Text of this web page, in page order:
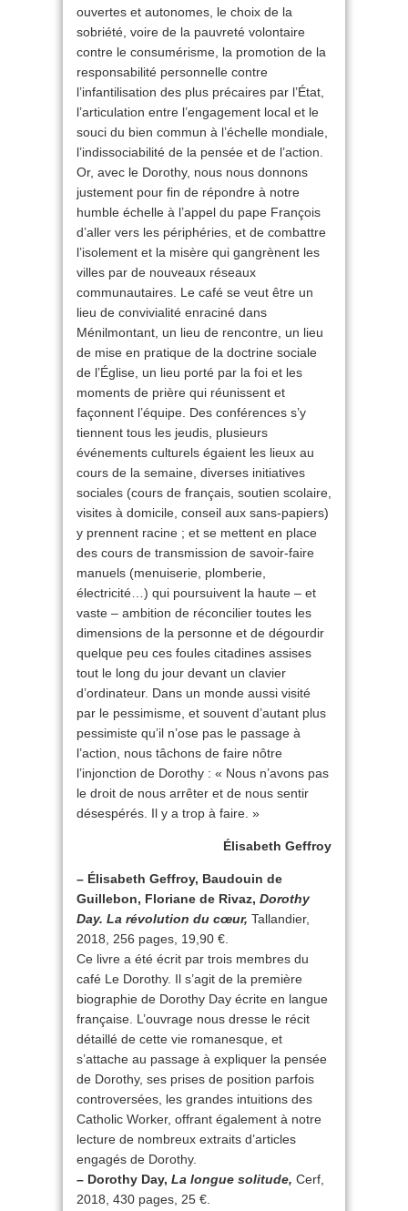
ouvertes et autonomes, le choix de la
sobriété, voire de la pauvreté volontaire
contre le consumérisme, la promotion de la
responsabilité personnelle contre
l’infantilisation des plus précaires par l’État,
l’articulation entre l’engagement local et le
souci du bien commun à l’échelle mondiale,
l’indissociabilité de la pensée et de l’action.
Or, avec le Dorothy, nous nous donnons
justement pour fin de répondre à notre
humble échelle à l’appel du pape François
d’aller vers les périphéries, et de combattre
l’isolement et la misère qui gangrènent les
villes par de nouveaux réseaux
communautaires. Le café se veut être un
lieu de convivialité enraciné dans
Ménilmontant, un lieu de rencontre, un lieu
de mise en pratique de la doctrine sociale
de l’Église, un lieu porté par la foi et les
moments de prière qui réunissent et
façonnent l’équipe. Des conférences s’y
tiennent tous les jeudis, plusieurs
événements culturels égaient les lieux au
cours de la semaine, diverses initiatives
sociales (cours de français, soutien scolaire,
visites à domicile, conseil aux sans-papiers)
y prennent racine ; et se mettent en place
des cours de transmission de savoir-faire
manuels (menuiserie, plomberie,
électricité…) qui poursuivent la haute – et
vaste – ambition de réconcilier toutes les
dimensions de la personne et de dégourdir
quelque peu ces foules citadines assises
tout le long du jour devant un clavier
d’ordinateur. Dans un monde aussi visité
par le pessimisme, et souvent d’autant plus
pessimiste qu’il n’ose pas le passage à
l’action, nous tâchons de faire nôtre
l’injonction de Dorothy : « Nous n’avons pas
le droit de nous arrêter et de nous sentir
désespérés. Il y a trop à faire. »
Élisabeth Geffroy
– Élisabeth Geffroy, Baudouin de
Guillebon, Floriane de Rivaz, Dorothy
Day. La révolution du cœur, Tallandier,
2018, 256 pages, 19,90 €.
Ce livre a été écrit par trois membres du
café Le Dorothy. Il s’agit de la première
biographie de Dorothy Day écrite en langue
française. L’ouvrage nous dresse le récit
détaillé de cette vie romanesque, et
s’attache au passage à expliquer la pensée
de Dorothy, ses prises de position parfois
controversées, les grandes intuitions des
Catholic Worker, offrant également à notre
lecture de nombreux extraits d’articles
engagés de Dorothy.
– Dorothy Day, La longue solitude, Cerf,
2018, 430 pages, 25 €.